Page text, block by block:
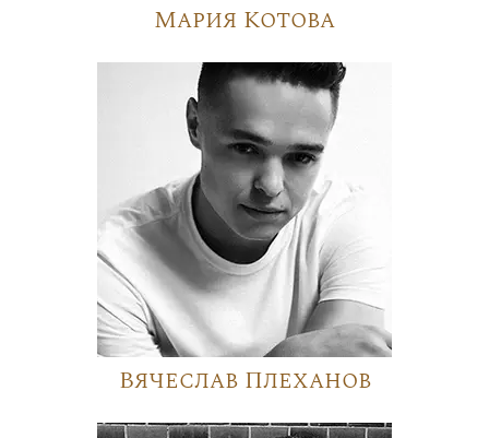
Мария Котова
Вячеслав Плеханов